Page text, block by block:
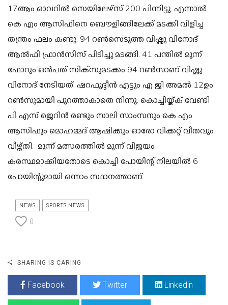
17ആം ഓവറില്‍ സെയിലേഴ്‌സ് 200 പിന്നിട്ടു. എന്നാല്‍
കെ എം ആസിഫിനെ ബൌളിങ്ങിലേക്ക് മടക്കി വിളിച്ച
തന്ത്രം ഫലം കണ്ടു. 94 റണ്‍സെടുത്ത വിഷ്ണു വിനോദ്
ആല്‍ഫി ഫ്രാന്‍സിസ് പിടിച്ചു മടങ്ങി. 41 പന്തില്‍ മൂന്ന്
ഫോറും ഒന്‍പത് സിക്‌സുമടക്കം 94 റണ്‍സാണ് വിഷ്ണു
വിനോദ് നേടിയത്. ഷറഫുദ്ദീന്‍ എട്ടും എ ജി അമല്‍ 12ഉം
റണ്‍സുമായി പുറത്താകാതെ നിന്നു. കൊച്ചിയ്ക്ക് വേണ്ടി
പി എസ് ജെറിന്‍ രണ്ടും സാലി സാംസനും കെ എം
ആസിഫും മൊഹമ്മദ് ആഷിക്കും ഓരോ വിക്കറ്റ് വീതവും
വീഴ്ത്തി. മൂന്ന് മത്സരത്തില്‍ മൂന്ന് വിജയം
കരസ്ഥമാക്കിയതോടെ കൊച്ചി പോയിന്റ് നിലയില്‍ 6
പോയിന്റുമായി ഒന്നാം സ്ഥാനത്താണ്.
NEWS SPORTS NEWS
0
SHARING IS CARING
Facebook Twitter Linkedin